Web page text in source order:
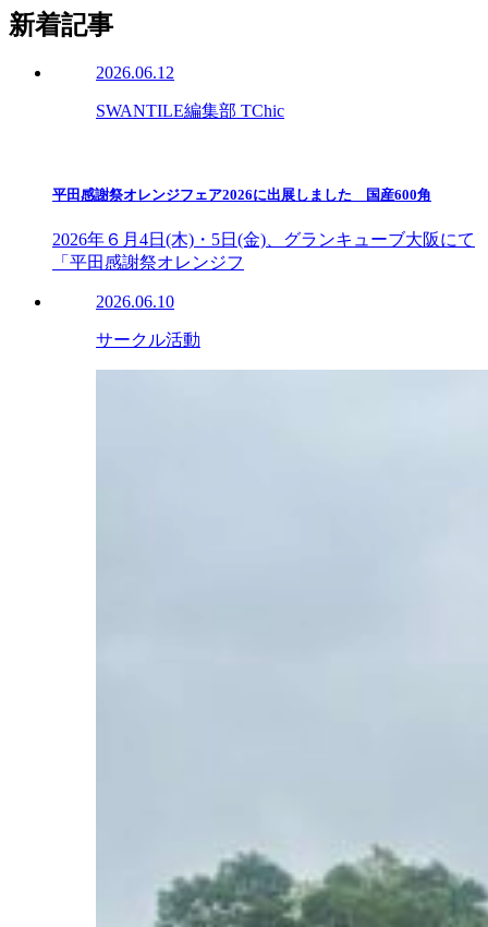
新着記事
2026.06.12
SWANTILE編集部 TChic
平田感謝祭オレンジフェア2026に出展しました 国産600角
2026年６月4日(木)・5日(金)、グランキューブ大阪にて
「平田感謝祭オレンジフ
2026.06.10
サークル活動